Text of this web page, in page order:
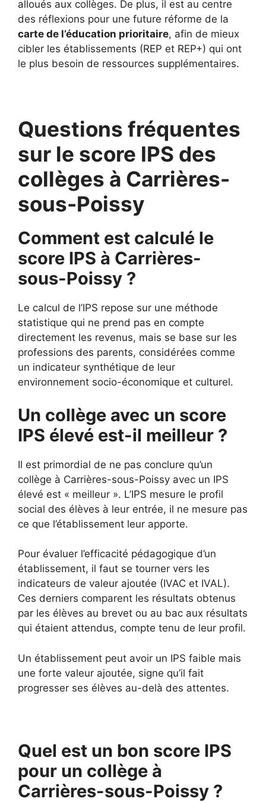
alloués aux collèges. De plus, il est au centre
des réflexions pour une future réforme de la
carte de l’éducation prioritaire, afin de mieux
cibler les établissements (REP et REP+) qui ont
le plus besoin de ressources supplémentaires.
Questions fréquentes
sur le score IPS des
collèges à Carrières-
sous-Poissy
Comment est calculé le
score IPS à Carrières-
sous-Poissy ?
Le calcul de l’IPS repose sur une méthode
statistique qui ne prend pas en compte
directement les revenus, mais se base sur les
professions des parents, considérées comme
un indicateur synthétique de leur
environnement socio-économique et culturel.
Un collège avec un score
IPS élevé est-il meilleur ?
Il est primordial de ne pas conclure qu’un
collège à Carrières-sous-Poissy avec un IPS
élevé est « meilleur ». L’IPS mesure le profil
social des élèves à leur entrée, il ne mesure pas
ce que l’établissement leur apporte.
Pour évaluer l’efficacité pédagogique d’un
établissement, il faut se tourner vers les
indicateurs de valeur ajoutée (IVAC et IVAL).
Ces derniers comparent les résultats obtenus
par les élèves au brevet ou au bac aux résultats
qui étaient attendus, compte tenu de leur profil.
Un établissement peut avoir un IPS faible mais
une forte valeur ajoutée, signe qu’il fait
progresser ses élèves au-delà des attentes.
Quel est un bon score IPS
pour un collège à
Carrières-sous-Poissy ?